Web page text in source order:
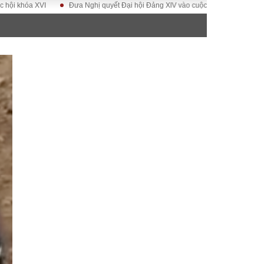
– Đô thị
Đưa Nghị quyết Đại hội Đảng XIV vào cuộc sống